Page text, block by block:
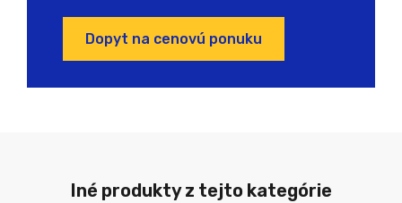
Dopyt na cenovú ponuku
Iné produkty z tejto kategórie